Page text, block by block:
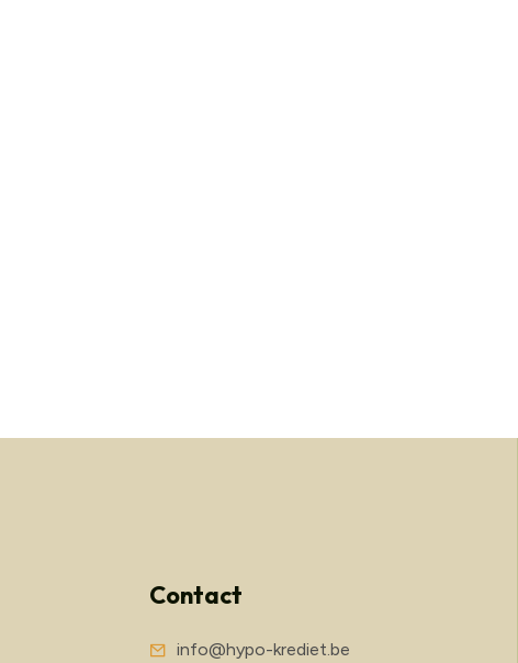
Contact
info@hypo-krediet.be